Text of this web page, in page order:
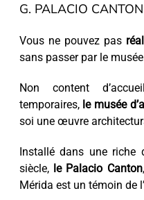
G. PALACIO CANTON
Vous ne pouvez pas
sans passer par le
Non content
temporaires, le musée
soi une œuvre
Installé dans une riche
siècle, le Palacio Canton
Mérida est un témoin de